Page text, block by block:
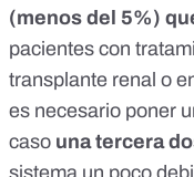
(menos del 5%)
pacientes con
transplante renal o
es necesario poner
caso una tercera